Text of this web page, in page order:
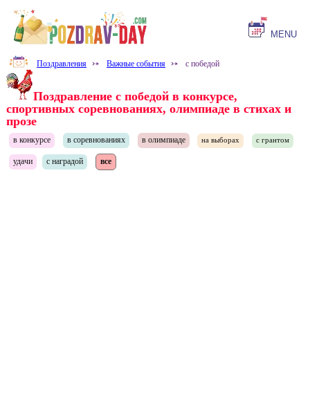
MENU
Поздравления ⤐ Важные события ⤐ с победой
Поздравление с победой в конкурсе,
спортивных соревнованиях, олимпиаде в стихах и
прозе
в конкурсе в соревнованиях в олимпиаде на выборах с грантом
удачи с наградой все